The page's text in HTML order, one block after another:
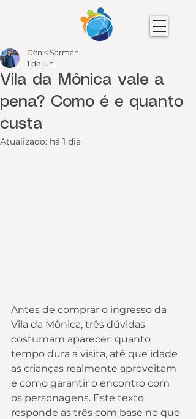
Vila da Mônica vale a
pena? Como é e quanto
custa
Dênis Sormani
1 de jun.
Atualizado: há 1 dia
Antes de comprar o ingresso da
Vila da Mônica, três dúvidas
costumam aparecer: quanto
tempo dura a visita, até que idade
as crianças realmente aproveitam
e como garantir o encontro com
os personagens. Este texto
responde as três com base no que